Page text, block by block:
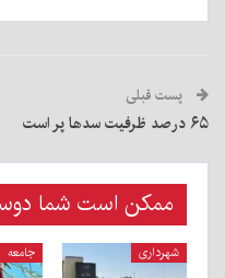
پست قبلی
۶۵ درصد ظرفیت سدها پر است
ممکن است شما
شهرداری جامعه